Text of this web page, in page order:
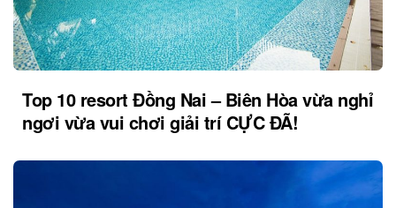
Top 10 resort Đồng Nai – Biên Hòa vừa nghỉ
ngơi vừa vui chơi giải trí CỰC ĐÃ!